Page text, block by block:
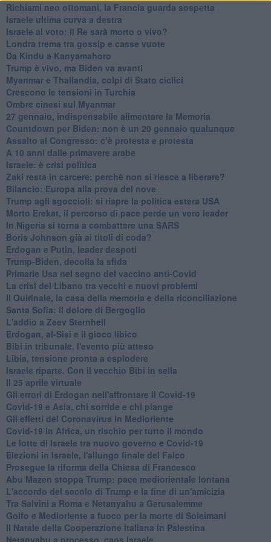
Richiami neo ottomani, la Francia guarda sospetta
Israele ultima curva a destra
Israele al voto: il Re sarà morto o vivo?
Londra trema tra gossip e casse vuote
Da Kindu a Kanyamahoro
Trump è vivo, ma Biden va avanti
Myanmar e Thailandia, colpi di Stato ciclici
Crescono le tensioni in Turchia
Ombre cinesi sul Myanmar
27 gennaio, indispensabile alimentare la Memoria
Countdown per Biden: non è un 20 gennaio qualunque
Assalto al Congresso: c’è protesta e protesta
A 10 anni dalle primavere arabe
Israele: è crisi politica
Zaki resta in carcere: perchè non si riesce a liberare?
Bilancio: Europa alla prova del nove
Trump agli sgoccioli: si riapre la politica estera USA
Morto Erekat, il percorso di pace perde un vero leader
In Nigeria si torna a combattere una SARS
Boris Johnson già ai titoli di coda?
Erdogan e Putin, leader despoti
Trump-Biden, decolla la sfida
Primarie Usa nel segno del vaccino anti-Covid
La crisi del Libano tra vecchi e nuovi problemi
Il Quirinale, la casa della memoria e della riconciliazione
Santa Sofia: il dolore di Bergoglio
L'addio a ​Zeev Sternhell
Erdogan, al-Sisi e il gioco libico
Bibi in tribunale, l'evento più atteso
Libia, tensione pronta a esplodere
Israele riparte. Con il vecchio Bibi in sella
Il 25 aprile virtuale
Gli errori di Erdogan nell'affrontare il Covid-19
Covid-19 e Asia, chi sorride e chi piange
Gli effetti del Coronavirus in Medioriente
Covid-19 in Africa, un rischio per tutto il mondo
Le lotte di Israele tra nuovo governo e Covid-19
Elezioni in Israele, l'allungo finale del Falco
Prosegue la riforma della Chiesa di Francesco
Abu Mazen stoppa Trump: pace mediorientale lontana
L'accordo del secolo di Trump e la fine di un'amicizia
Tra Salvini a Roma e Netanyahu a Gerusalemme
Golfo e Medioriente a fuoco per la morte di Soleimani
Il Natale della Cooperazione italiana in Palestina
Netanyahu a processo, caos Israele